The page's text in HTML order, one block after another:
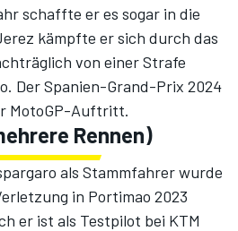
schaffte er es sogar in die
kämpfte er sich durch das
von einer Strafe
Der Spanien-Grand-Prix 2024
MotoGP-Auftritt.
Rennen)
als Stammfahrer wurde
in Portimao 2023
er ist als Testpilot bei KTM